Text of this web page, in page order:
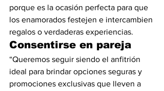
porque es la ocasión perfecta para que
los enamorados festejen e intercambien
regalos o verdaderas experiencias.
Consentirse en pareja
“Queremos seguir siendo el anfitrión
ideal para brindar opciones seguras y
promociones exclusivas que lleven a